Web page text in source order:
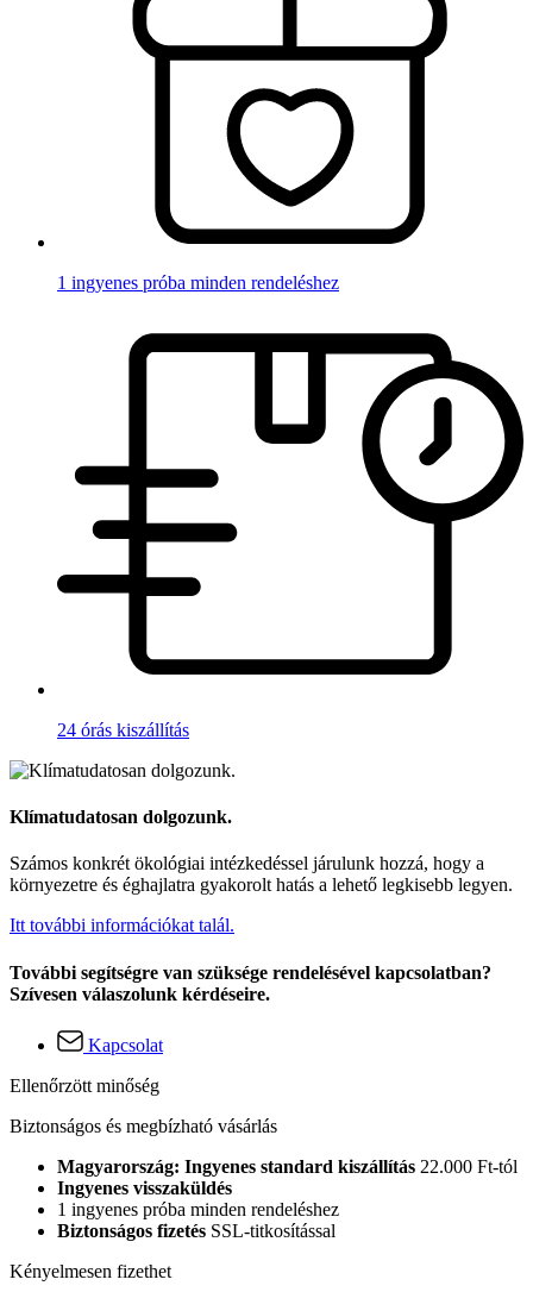
1 ingyenes próba minden rendeléshez
24 órás kiszállítás
Klímatudatosan dolgozunk.
Számos konkrét ökológiai intézkedéssel járulunk hozzá, hogy a
környezetre és éghajlatra gyakorolt hatás a lehető legkisebb legyen.
Itt további információkat talál.
További segítségre van szüksége rendelésével kapcsolatban?
Szívesen válaszolunk kérdéseire.
Kapcsolat
Ellenőrzött minőség
Biztonságos és megbízható vásárlás
Magyarország: Ingyenes standard kiszállítás 22.000 Ft-tól
Ingyenes visszaküldés
1 ingyenes próba minden rendeléshez
Biztonságos fizetés SSL-titkosítással
Kényelmesen fizethet